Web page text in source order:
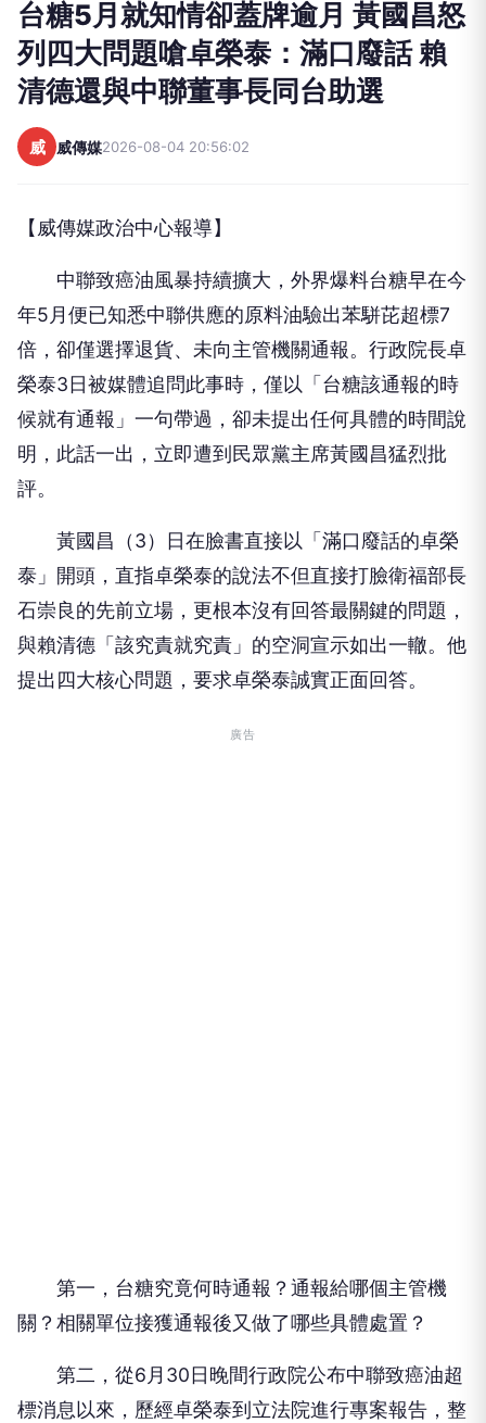
台糖5月就知情卻蓋牌逾月 黃國昌怒
列四大問題嗆卓榮泰：滿口廢話 賴
清德還與中聯董事長同台助選
威 威傳媒2026-08-04 20:56:02
【威傳媒政治中心報導】
中聯致癌油風暴持續擴大，外界爆料台糖早在今
年5月便已知悉中聯供應的原料油驗出苯駢芘超標7
倍，卻僅選擇退貨、未向主管機關通報。行政院長卓
榮泰3日被媒體追問此事時，僅以「台糖該通報的時
候就有通報」一句帶過，卻未提出任何具體的時間說
明，此話一出，立即遭到民眾黨主席黃國昌猛烈批
評。
黃國昌（3）日在臉書直接以「滿口廢話的卓榮
泰」開頭，直指卓榮泰的說法不但直接打臉衛福部長
石崇良的先前立場，更根本沒有回答最關鍵的問題，
與賴清德「該究責就究責」的空洞宣示如出一轍。他
提出四大核心問題，要求卓榮泰誠實正面回答。
廣告
第一，台糖究竟何時通報？通報給哪個主管機
關？相關單位接獲通報後又做了哪些具體處置？
第二，從6月30日晚間行政院公布中聯致癌油超
標消息以來，歷經卓榮泰到立法院進行專案報告，整